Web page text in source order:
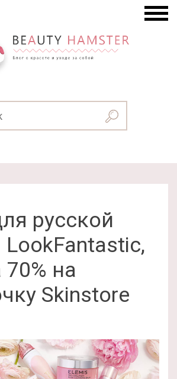
русской
LookFantastic,
на
Skinstore